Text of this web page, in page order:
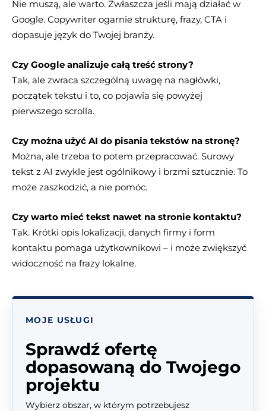
Nie muszą, ale warto. Zwłaszcza jeśli mają działać w
Google. Copywriter ogarnie strukturę, frazy, CTA i
dopasuje język do Twojej branży.
Czy Google analizuje całą treść strony?
Tak, ale zwraca szczególną uwagę na nagłówki,
początek tekstu i to, co pojawia się powyżej
pierwszego scrolla.
Czy można użyć AI do pisania tekstów na stronę?
Można, ale trzeba to potem przepracować. Surowy
tekst z AI zwykle jest ogólnikowy i brzmi sztucznie. To
może zaszkodzić, a nie pomóc.
Czy warto mieć tekst nawet na stronie kontaktu?
Tak. Krótki opis lokalizacji, danych firmy i form
kontaktu pomaga użytkownikowi – i może zwiększyć
widoczność na frazy lokalne.
MOJE USŁUGI
Sprawdź ofertę
dopasowaną do Twojego
projektu
Wybierz obszar, w którym potrzebujesz